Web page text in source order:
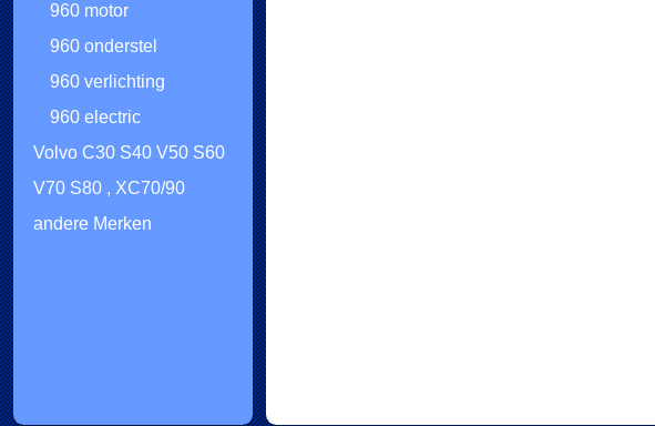
960 motor
960 onderstel
960 verlichting
960 electric
Volvo C30 S40 V50 S60
V70 S80 , XC70/90
andere Merken